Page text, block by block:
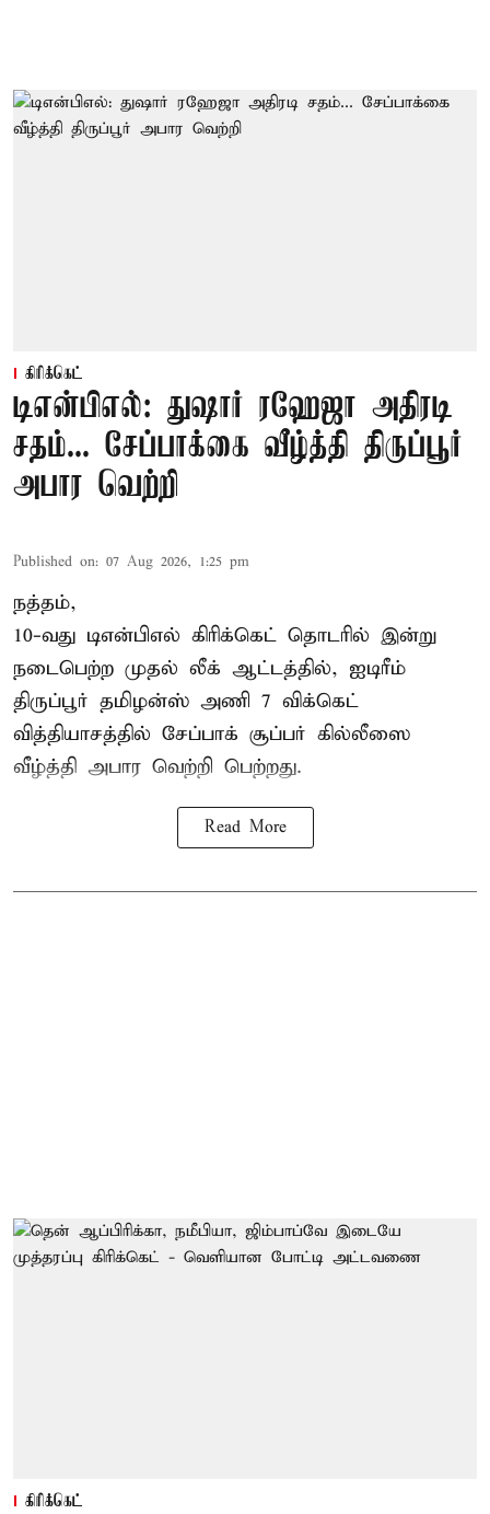
கிரிக்கெட்
டிஎன்பிஎல்: துஷார் ரஹேஜா அதிரடி
சதம்... சேப்பாக்கை வீழ்த்தி திருப்பூர்
அபார வெற்றி
Published on: 07 Aug 2026, 1:25 pm
நத்தம்,
10-வது டிஎன்பிஎல் கிரிக்கெட் தொடரில் இன்று
நடைபெற்ற முதல் லீக் ஆட்டத்தில், ஐடிரீம்
திருப்பூர் தமிழன்ஸ் அணி 7 விக்கெட்
வித்தியாசத்தில் சேப்பாக் சூப்பர் கில்லீஸை
வீழ்த்தி அபார வெற்றி பெற்றது.
Read More
கிரிக்கெட்